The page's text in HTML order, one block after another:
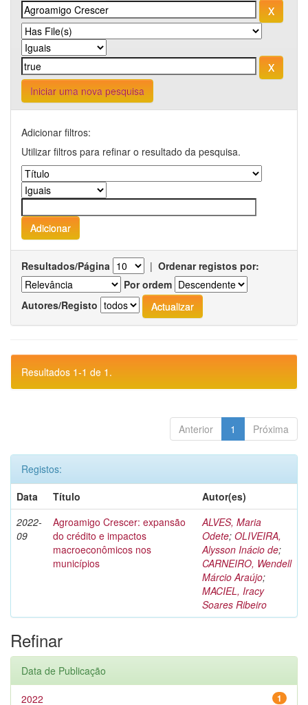
Iniciar uma nova pesquisa
Adicionar filtros:
Utilizar filtros para refinar o resultado da pesquisa.
Resultados/Página | Ordenar registos por:
Por ordem
Autores/Registo
Resultados 1-1 de 1.
Anterior 1 Próxima
Registos:
Data
Título
Autor(es)
2022-
09
Agroamigo Crescer: expansão
do crédito e impactos
macroeconômicos nos
municípios
ALVES, Maria
Odete; OLIVEIRA,
Alysson Inácio de;
CARNEIRO, Wendell
Márcio Araújo;
MACIEL, Iracy
Soares Ribeiro
Refinar
Data de Publicação
1
2022